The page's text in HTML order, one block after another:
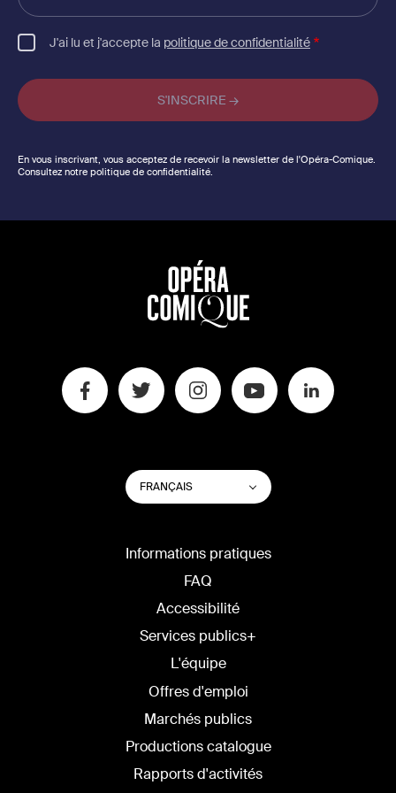
email
J'ai lu et j'accepte la politique de confidentialité
En vous inscrivant, vous acceptez de recevoir la newsletter de l'Opéra-Comique.
Consultez notre politique de confidentialité.
CHANGER
LA
LANGUE
FRANÇAIS Lister les actions
Informations pratiques
FAQ
Accessibilité
Services publics+
L'équipe
Offres d'emploi
Marchés publics
Productions catalogue
Rapports d'activités